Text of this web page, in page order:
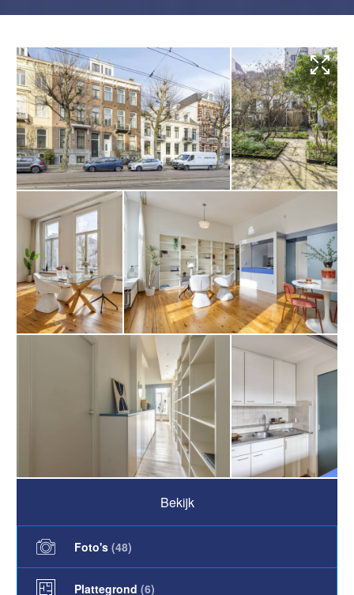
Bekijk
Foto's (48)
Plattegrond (6)